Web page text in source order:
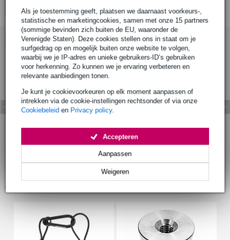
Als je toestemming geeft, plaatsen we daarnaast voorkeurs-,
statistische en marketingcookies, samen met onze 15 partners
(sommige bevinden zich buiten de EU, waaronder de
Verenigde Staten). Deze cookies stellen ons in staat om je
surfgedrag op en mogelijk buiten onze website te volgen,
waarbij we je IP-adres en unieke gebruikers-ID’s gebruiken
voor herkenning. Zo kunnen we je ervaring verbeteren en
relevante aanbiedingen tonen.
Je kunt je cookievoorkeuren op elk moment aanpassen of
intrekken via de cookie-instellingen rechtsonder of via onze
Cookiebeleid en Privacy policy.
Weigeren
Aanpassen
Accepteren
Bekijk ook eens (9)
Accessoires (6)